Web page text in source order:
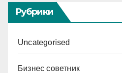
Рубрики
Uncategorised
Бизнес советник